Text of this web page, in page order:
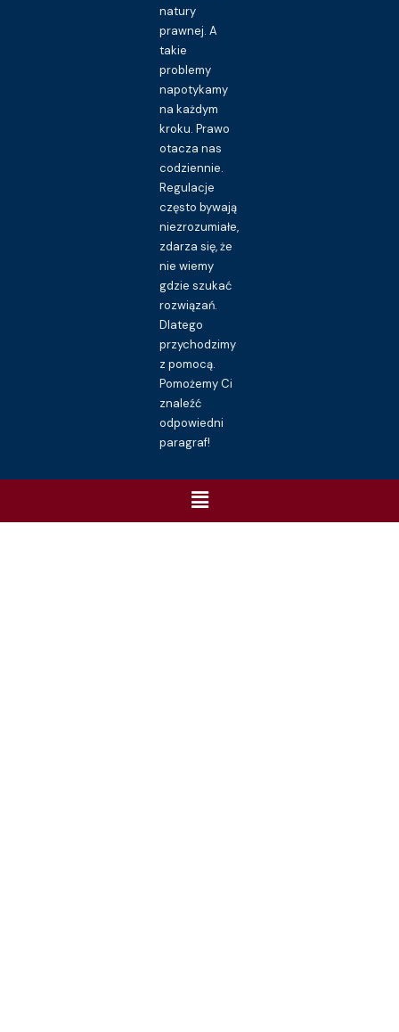
natury
prawnej. A
takie
problemy
napotykamy
na każdym
kroku. Prawo
otacza nas
codziennie.
Regulacje
często bywają
niezrozumiałe,
zdarza się, że
nie wiemy
gdzie szukać
rozwiązań.
Dlatego
przychodzimy
z pomocą.
Pomożemy Ci
znaleźć
odpowiedni
paragraf!
Menu